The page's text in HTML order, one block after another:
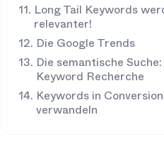
Long Tail Keywords
relevanter!
Die Google Trends
Die semantische
Keyword Recherche
Keywords in
verwandeln